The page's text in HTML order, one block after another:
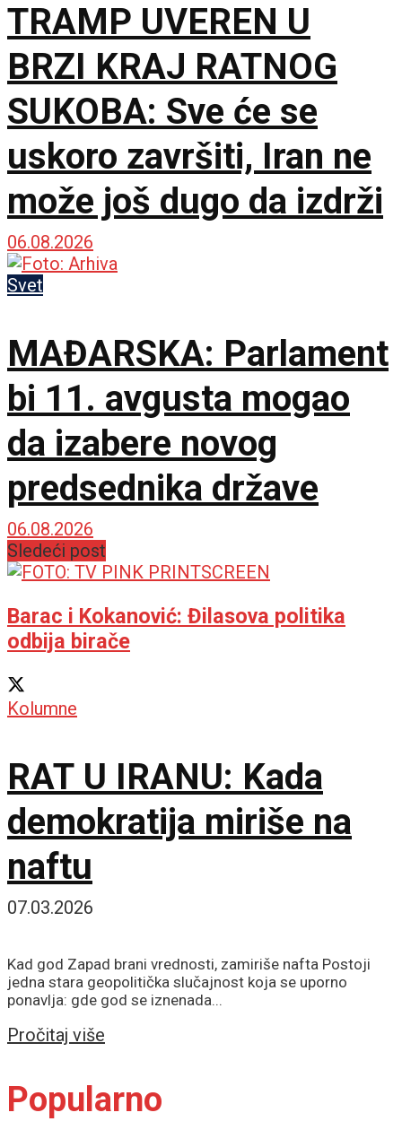
TRAMP UVEREN U
BRZI KRAJ RATNOG
SUKOBA: Sve će se
uskoro završiti, Iran ne
može još dugo da izdrži
06.08.2026
Svet
MAĐARSKA: Parlament
bi 11. avgusta mogao
da izabere novog
predsednika države
06.08.2026
Sledeći post
Barac i Kokanović: Đilasova politika
odbija birače
Kolumne
RAT U IRANU: Kada
demokratija miriše na
naftu
07.03.2026
Kad god Zapad brani vrednosti, zamiriše nafta Postoji
jedna stara geopolitička slučajnost koja se uporno
ponavlja: gde god se iznenada...
Pročitaj više
Popularno